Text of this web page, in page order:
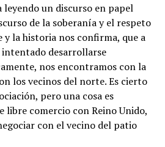
leyendo un discurso en papel
de la soberanía y el respeto
y la historia nos confirma, que a
intentado desarrollarse
nos encontramos con la
los vecinos del norte. Es cierto
pero una cosa es
libre comercio con Reino Unido,
con el vecino del patio